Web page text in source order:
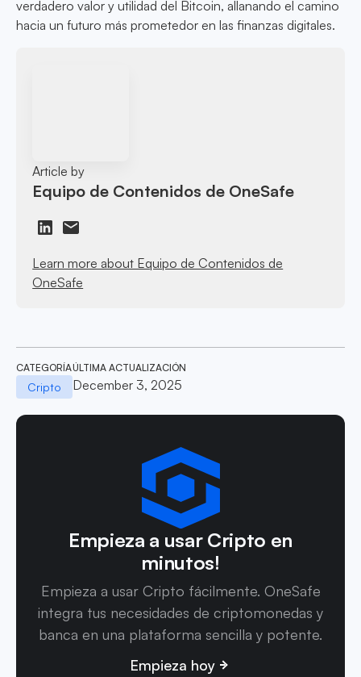
verdadero valor y utilidad del Bitcoin, allanando el camino
hacia un futuro más prometedor en las finanzas digitales.
Article by
Equipo de Contenidos de OneSafe
Learn more about Equipo de Contenidos de
OneSafe
CATEGORÍA
Cripto
ÚLTIMA ACTUALIZACIÓN
December 3, 2025
Empieza a usar Cripto en
minutos!
Empieza a usar Cripto fácilmente. OneSafe
integra tus necesidades de criptomonedas y
banca en una plataforma sencilla y potente.
Empieza hoy